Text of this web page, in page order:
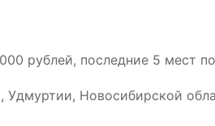
рублей, последние 5 мест
Новосибирской